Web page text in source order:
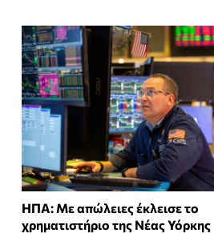
ΗΠΑ: Με απώλειες έκλεισε το
χρηματιστήριο της Νέας Υόρκης